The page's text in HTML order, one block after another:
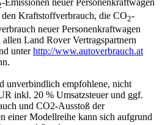
Kraftstoffverbrauch, die CO2-
neuer Personenkraftwagen
Land Rover Vertragspartnern
unterhttp://www.autoverbrauch.at
unverbindlich empfohlene, nicht
inkl. 20 % Umsatzsteuer und ggf.
und CO2-Ausstoß der
einer Modellreihe kann sich aufgrund